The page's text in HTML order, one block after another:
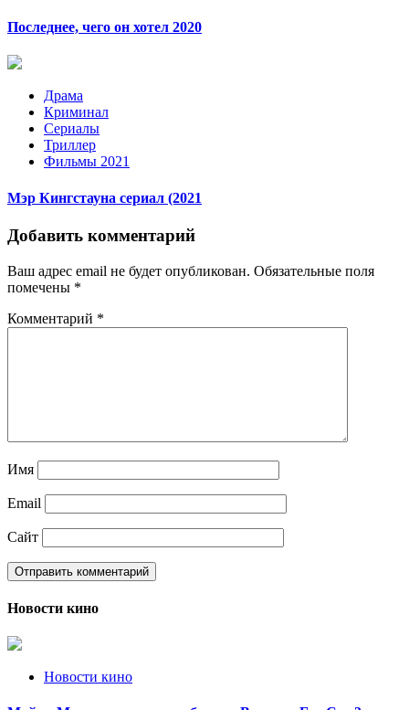
Последнее, чего он хотел 2020
Драма
Криминал
Сериалы
Триллер
Фильмы 2021
Мэр Кингстауна сериал (2021
Добавить комментарий
Ваш адрес email не будет опубликован. Обязательные поля
помечены *
Комментарий *
Имя
Email
Сайт
Новости кино
Новости кино